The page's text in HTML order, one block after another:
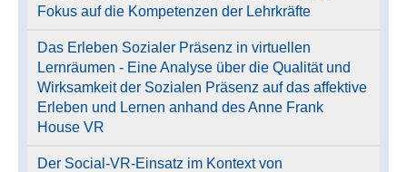
Fokus auf die Kompetenzen der Lehrkräfte
Das Erleben Sozialer Präsenz in virtuellen
Lernräumen - Eine Analyse über die Qualität und
Wirksamkeit der Sozialen Präsenz auf das affektive
Erleben und Lernen anhand des Anne Frank
House VR
Der Social-VR-Einsatz im Kontext von